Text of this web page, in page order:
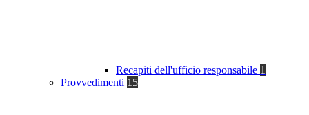
Recapiti dell'ufficio responsabile 1
Provvedimenti 15